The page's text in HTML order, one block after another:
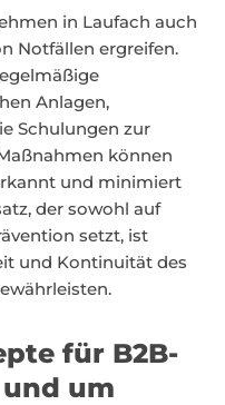
in Laufach auch
Notfällen ergreifen.
Anlagen,
Schulungen zur
können
und minimiert
der sowohl auf
setzt, ist
und Kontinuität des
für B2B-
um